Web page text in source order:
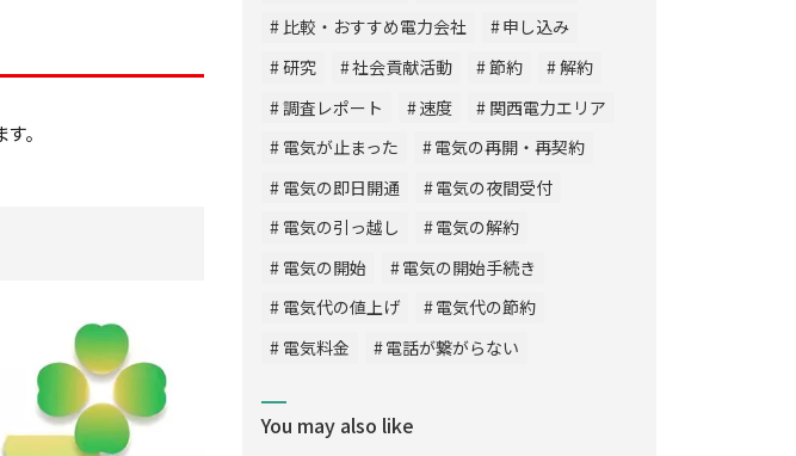
。
比較・おすすめ電力会社
申し込み
研究
社会貢献活動 節約
解約
調査レポート
速度
関西電力エリア
電気が止まった
電気の再開・再契約
電気の即日開通
電気の夜間受付
電気の引っ越し
電気の解約
電気の開始
電気の開始手続き
電気代の値上げ
電気代の節約
電気料金
電話が繋がらない
You may also like